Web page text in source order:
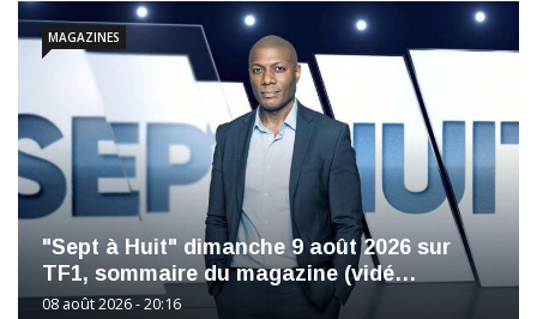
"Sept à Huit" dimanche 9 août 2026 sur
TF1, sommaire du magazine (vidé…
08 août 2026 - 20:16
MAGAZINES